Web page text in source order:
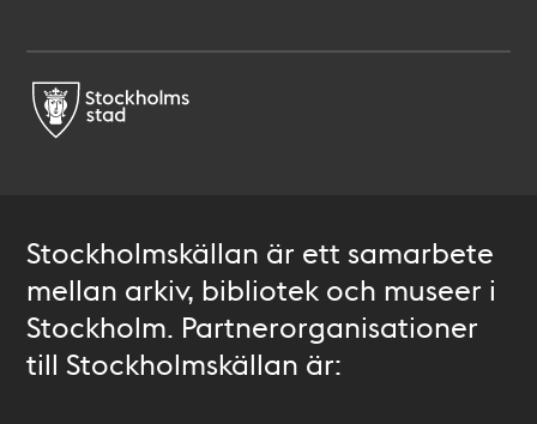
Stockholmskällan är ett samarbete
mellan arkiv, bibliotek och museer i
Stockholm. Partnerorganisationer
till Stockholmskällan är: